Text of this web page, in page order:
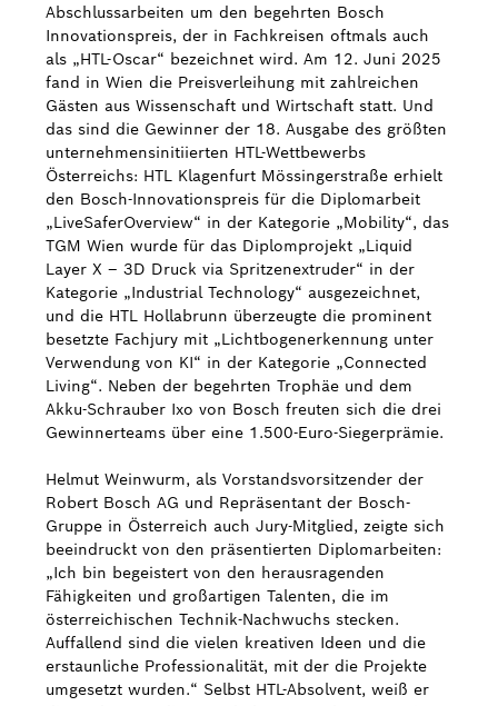
Abschlussarbeiten um den begehrten Bosch
Innovationspreis, der in Fachkreisen oftmals auch
als „HTL-Oscar“ bezeichnet wird. Am 12. Juni 2025
fand in Wien die Preisverleihung mit zahlreichen
Gästen aus Wissenschaft und Wirtschaft statt. Und
das sind die Gewinner der 18. Ausgabe des größten
unternehmensinitiierten HTL-Wettbewerbs
Österreichs: HTL Klagenfurt Mössingerstraße erhielt
den Bosch-Innovationspreis für die Diplomarbeit
„LiveSaferOverview“ in der Kategorie „Mobility“, das
TGM Wien wurde für das Diplomprojekt „Liquid
Layer X – 3D Druck via Spritzenextruder“ in der
Kategorie „Industrial Technology“ ausgezeichnet,
und die HTL Hollabrunn überzeugte die prominent
besetzte Fachjury mit „Lichtbogenerkennung unter
Verwendung von KI“ in der Kategorie „Connected
Living“. Neben der begehrten Trophäe und dem
Akku-Schrauber Ixo von Bosch freuten sich die drei
Gewinnerteams über eine 1.500-Euro-Siegerprämie.
Helmut Weinwurm, als Vorstandsvorsitzender der
Robert Bosch AG und Repräsentant der Bosch-
Gruppe in Österreich auch Jury-Mitglied, zeigte sich
beeindruckt von den präsentierten Diplomarbeiten:
„Ich bin begeistert von den herausragenden
Fähigkeiten und großartigen Talenten, die im
österreichischen Technik-Nachwuchs stecken.
Auffallend sind die vielen kreativen Ideen und die
erstaunliche Professionalität, mit der die Projekte
umgesetzt wurden.“ Selbst HTL-Absolvent, weiß er